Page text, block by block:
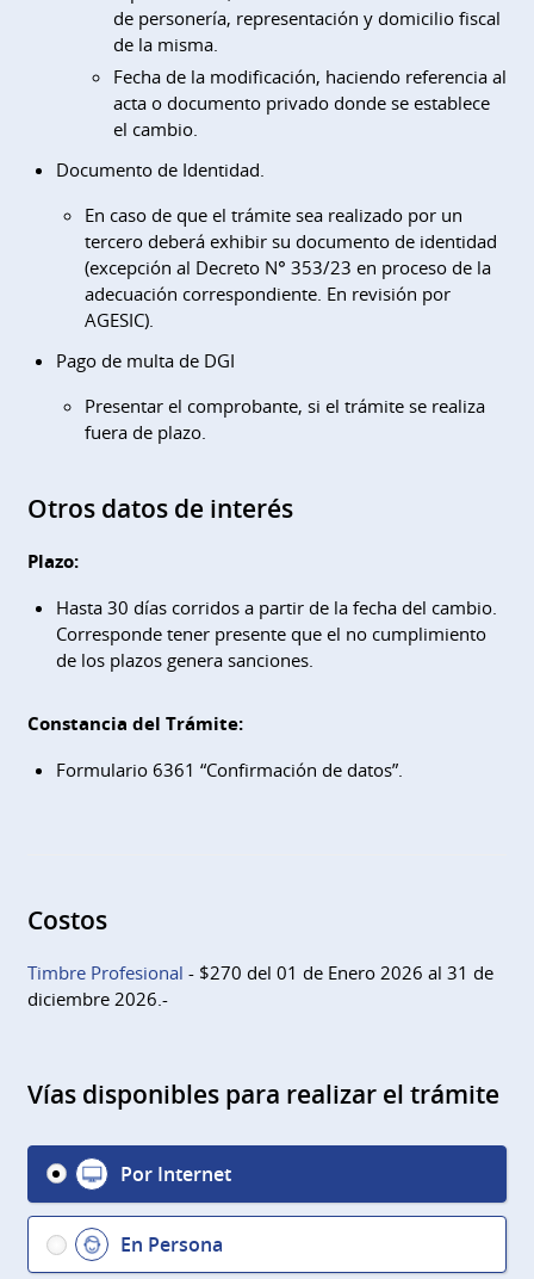
de personería, representación y domicilio fiscal
de la misma.
Fecha de la modificación, haciendo referencia al
acta o documento privado donde se establece
el cambio.
Documento de Identidad.
En caso de que el trámite sea realizado por un
tercero deberá exhibir su documento de identidad
(excepción al Decreto N° 353/23 en proceso de la
adecuación correspondiente. En revisión por
AGESIC).
Pago de multa de DGI
Presentar el comprobante, si el trámite se realiza
fuera de plazo.
Otros datos de interés
Plazo:
Hasta 30 días corridos a partir de la fecha del cambio.
Corresponde tener presente que el no cumplimiento
de los plazos genera sanciones.
Constancia del Trámite:
Formulario 6361 “Confirmación de datos”.
Costos
Timbre Profesional - $270 del 01 de Enero 2026 al 31 de
diciembre 2026.-
Vías disponibles para realizar el trámite
Por Internet
En Persona